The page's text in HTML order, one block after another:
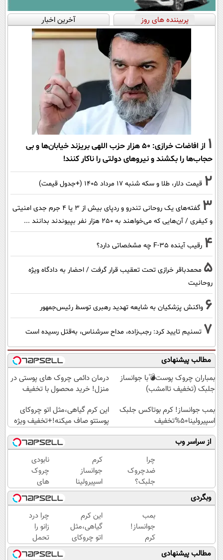
پربیننده های روز آخرین اخبار
1
از افاضات خرازی: ۵۰ هزار حزب اللهی بریزند خیابان‌ها و بی
حجاب‌ها را بکشند و نیرو‌های دولتی را ناکار کنند!
2 قیمت دلار، طلا و سکه شنبه ۱۷ مرداد ۱۴۰۵ (+جدول قیمت)
3
گفته‌های یک روحانی تندرو و ردپای بیش از ۳ یا ۴ جرم جدی امنیتی
و کیفری / آن‌هایی که می‌خواهند به ۲۵۰ هزار نفر بپیوندند بدانند ...
4 رقیب آینده F-35 چه مشخصاتی دارد؟
5 محمدباقر خرازی تحت تعقیب قرار گرفت / احضار به دادگاه ویژه
روحانیت
6 واکنش پزشکیان به شایعه تهدید رهبری توسط رئیس‌جمهور
7 تسنیم تایید کرد: رجب‌زاده، مداح سرشناس، به‌قتل رسیده است
مطالب پیشنهادی
بمباران چروک پوست💣با جوانساز
جلبک (تخفیف تاامشب)
درمان دائمی چروک های پوستی در
منزل! خرید محصول با تخفیف
بمب جوانساز! کرم بوتاکس جلبک
اسپیرولینا50%تخفیف
این کرم گیاهی،مثل اتو چروکای
پوستتو صاف میکنه!+تخفیف ویژه
از سراسر وب
چرا
ضدچروک
جلبک؟
چون
بدون
بوتاکس
جوون
میشی💉
۴۰٪تخفیف
کرم
جوانساز
اسپیرولینا
نابودی
چروک
های
سطحی
و عمقی
پوست با
کرم
آلمانی(45%تخفیف)
وبگردی
بمب
جوانساز!
کرم
بوتاکس
این کرم
گیاهی،مثل
اتو چروکای
پوستتوصاف
چرا درد
زانو را
تحمل
می‌کنی؟
مطالب پیشنهادی